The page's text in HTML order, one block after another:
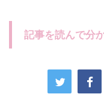
記事を読んで分